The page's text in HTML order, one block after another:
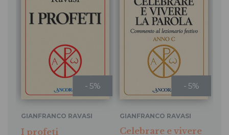
- 5%
GIANFRANCO RAVASI
I profeti
- 5%
GIANFRANCO RAVASI
Celebrare e vivere